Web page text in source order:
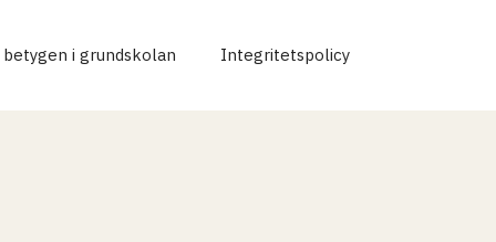
i grundskolan Integritetspolicy